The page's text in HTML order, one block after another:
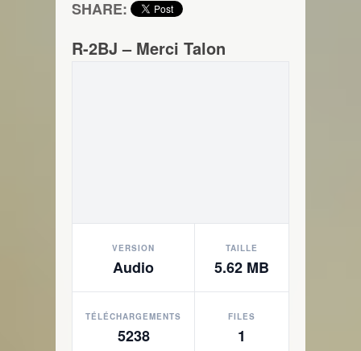
SHARE:
R-2BJ – Merci Talon
VERSION
Audio
TAILLE
5.62 MB
TÉLÉCHARGEMENTS
5238
FILES
1